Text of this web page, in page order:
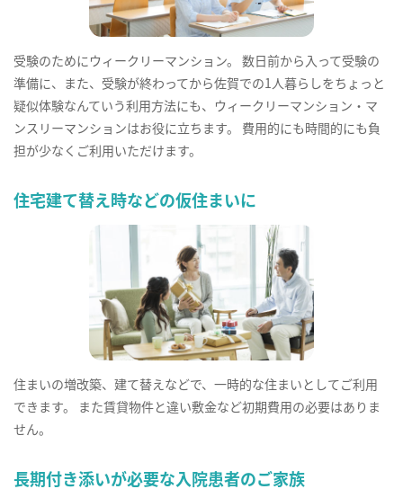
受験のためにウィークリーマンション。 数日前から入って受験の
準備に、また、受験が終わってから佐賀での1人暮らしをちょっと
疑似体験なんていう利用方法にも、ウィークリーマンション・マ
ンスリーマンションはお役に立ちます。 費用的にも時間的にも負
担が少なくご利用いただけます。
住宅建て替え時などの仮住まいに
住まいの増改築、建て替えなどで、一時的な住まいとしてご利用
できます。 また賃貸物件と違い敷金など初期費用の必要はありま
せん。
長期付き添いが必要な入院患者のご家族